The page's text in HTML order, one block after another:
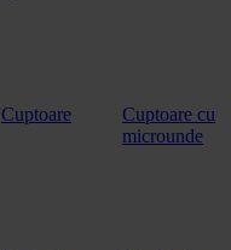
Cuptoare
Cuptoare cu
microunde